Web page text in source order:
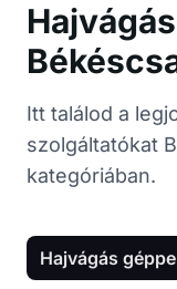
Itt találod a
szolgáltatókat
kategóriában.
Hajvágás